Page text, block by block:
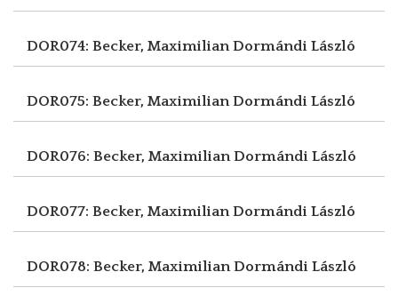
DOR074: Becker, MaximilianDormándi László
DOR075: Becker, MaximilianDormándi László
DOR076: Becker, MaximilianDormándi László
DOR077: Becker, MaximilianDormándi László
DOR078: Becker, MaximilianDormándi László